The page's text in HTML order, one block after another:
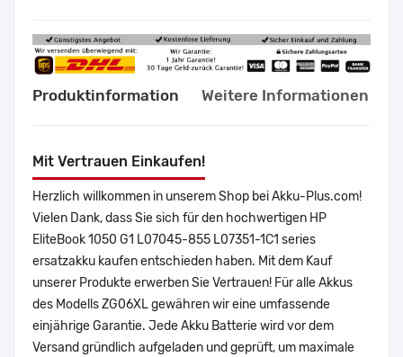
Produktinformation Weitere Informationen
Mit Vertrauen Einkaufen!
Herzlich willkommen in unserem Shop bei Akku-Plus.com!
Vielen Dank, dass Sie sich für den hochwertigen HP
EliteBook 1050 G1 L07045-855 L07351-1C1 series
ersatzakku kaufen entschieden haben. Mit dem Kauf
unserer Produkte erwerben Sie Vertrauen! Für alle Akkus
des Modells ZG06XL gewähren wir eine umfassende
einjährige Garantie. Jede Akku Batterie wird vor dem
Versand gründlich aufgeladen und geprüft, um maximale